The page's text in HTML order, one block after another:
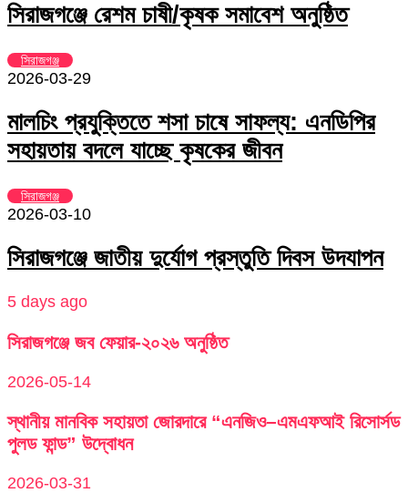
সিরাজগঞ্জে রেশম চাষী/কৃষক সমাবেশ অনুষ্ঠিত
সিরাজগঞ্জ
2026-03-29
মালচিং প্রযুক্তিতে শসা চাষে সাফল্য: এনডিপির
সহায়তায় বদলে যাচ্ছে কৃষকের জীবন
সিরাজগঞ্জ
2026-03-10
সিরাজগঞ্জে জাতীয় দুর্যোগ প্রস্তুতি দিবস উদযাপন
5 days ago
সিরাজগঞ্জে জব ফেয়ার-২০২৬ অনুষ্ঠিত
2026-05-14
স্থানীয় মানবিক সহায়তা জোরদারে “এনজিও–এমএফআই রিসোর্সড
পুলড ফান্ড” উদ্বোধন
2026-03-31